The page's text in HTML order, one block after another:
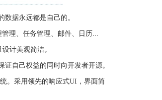
据永远都是自己的。
理、任务管理、邮件、日历...
计美观简洁。
自己权益的同时向开发者开源。
。采用领先的响应式UI，界面简